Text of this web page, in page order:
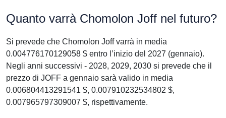
Quanto varrà Chomolon Joff nel futuro?
Si prevede che Chomolon Joff varrà in media
0.004776170129058 $ entro l’inizio del 2027 (gennaio).
Negli anni successivi - 2028, 2029, 2030 si prevede che il
prezzo di JOFF a gennaio sarà valido in media
0.006804413291541 $, 0.007910232534802 $,
0.007965797309007 $, rispettivamente.